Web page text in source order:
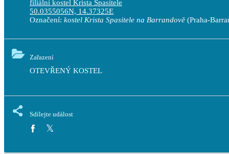
filiální kostel Krista Spasitele
50.0355056N, 14.37325E
Označení: kostel Krista Spasitele na Barrandově (Praha-
Zařazení
OTEVŘENÝ KOSTEL
Sdílejte událost